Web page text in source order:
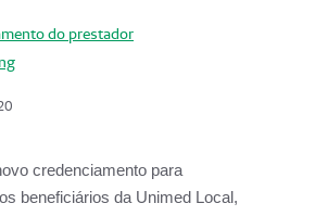
do prestador
credenciamento para
beneficiários da Unimed Local,